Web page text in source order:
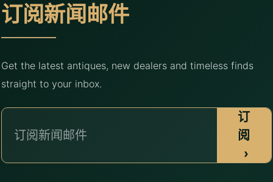
订阅新闻邮件
Get the latest antiques, new dealers and timeless finds
straight to your inbox.
订
阅
›